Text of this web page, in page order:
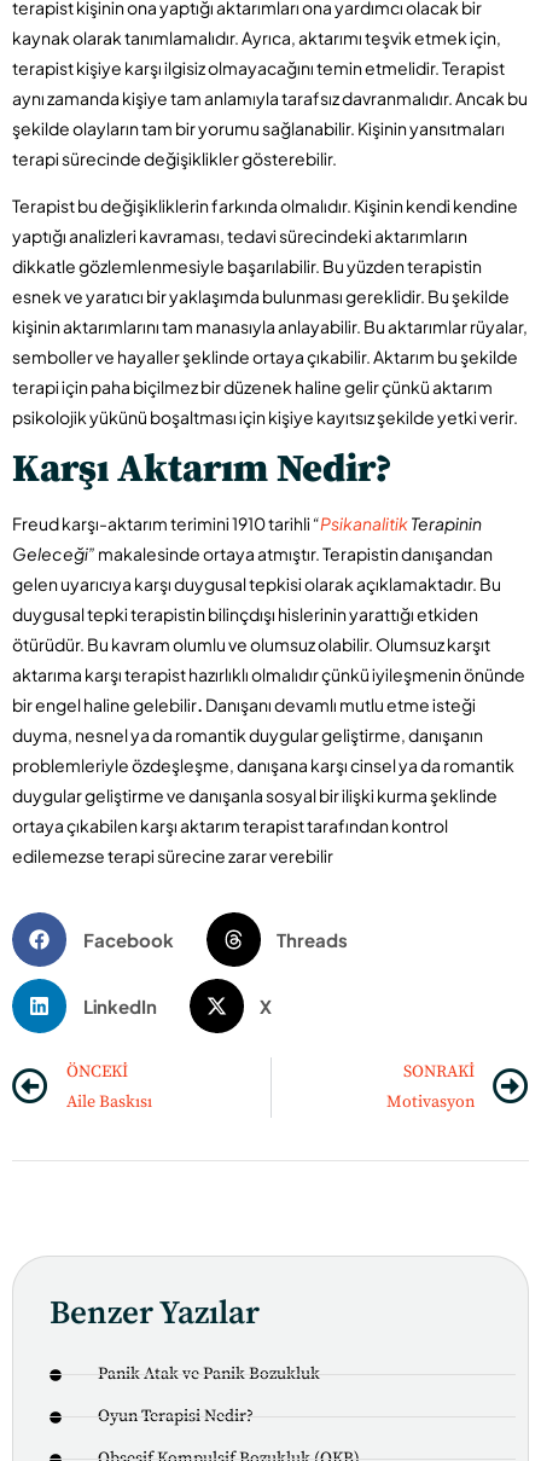
terapist kişinin ona yaptığı aktarımları ona yardımcı olacak bir
kaynak olarak tanımlamalıdır. Ayrıca, aktarımı teşvik etmek için,
terapist kişiye karşı ilgisiz olmayacağını temin etmelidir. Terapist
aynı zamanda kişiye tam anlamıyla tarafsız davranmalıdır. Ancak bu
şekilde olayların tam bir yorumu sağlanabilir. Kişinin yansıtmaları
terapi sürecinde değişiklikler gösterebilir.
Terapist bu değişikliklerin farkında olmalıdır. Kişinin kendi kendine
yaptığı analizleri kavraması, tedavi sürecindeki aktarımların
dikkatle gözlemlenmesiyle başarılabilir. Bu yüzden terapistin
esnek ve yaratıcı bir yaklaşımda bulunması gereklidir. Bu şekilde
kişinin aktarımlarını tam manasıyla anlayabilir. Bu aktarımlar rüyalar,
semboller ve hayaller şeklinde ortaya çıkabilir. Aktarım bu şekilde
terapi için paha biçilmez bir düzenek haline gelir çünkü aktarım
psikolojik yükünü boşaltması için kişiye kayıtsız şekilde yetki verir.
Karşı Aktarım Nedir?
Freud karşı-aktarım terimini 1910 tarihli“PsikanalitikTerapinin
Geleceği” makalesinde ortaya atmıştır. Terapistin danışandan
gelen uyarıcıya karşı duygusal tepkisi olarak açıklamaktadır. Bu
duygusal tepki terapistin bilinçdışı hislerinin yarattığı etkiden
ötürüdür. Bu kavram olumlu ve olumsuz olabilir. Olumsuz karşıt
aktarıma karşı terapist hazırlıklı olmalıdır çünkü iyileşmenin önünde
bir engel haline gelebilir. Danışanı devamlı mutlu etme isteği
duyma, nesnel ya da romantik duygular geliştirme, danışanın
problemleriyle özdeşleşme, danışana karşı cinsel ya da romantik
duygular geliştirme ve danışanla sosyal bir ilişki kurma şeklinde
ortaya çıkabilen karşı aktarım terapist tarafından kontrol
edilemezse terapi sürecine zarar verebilir
Facebook Threads
LinkedIn X
ÖNCEKI
Aile Baskısı
SONRAKI
Motivasyon
Benzer Yazılar
Panik Atak ve Panik Bozukluk
Oyun Terapisi Nedir?